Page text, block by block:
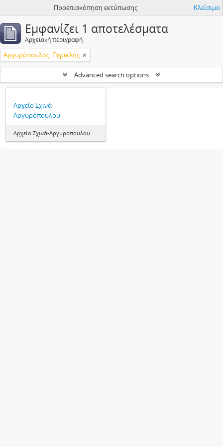
Προεπισκόπηση εκτύπωσης Κλείσιμο
Εμφανίζει 1 αποτελέσματα
Αρχειακή περιγραφή
Αργυρόπουλος, Περικλής
Advanced search options
Αρχείο Σχινά-
Αργυρόπουλου
Αρχείο Σχινά-Αργυρόπουλου